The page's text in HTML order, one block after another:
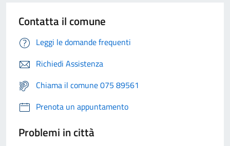
Contatta il comune
Leggi le domande frequenti
Richiedi Assistenza
Chiama il comune 075 89561
Prenota un appuntamento
Problemi in città